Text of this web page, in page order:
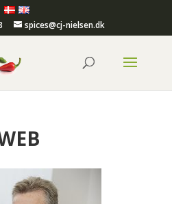
spices@cj-nielsen.dk